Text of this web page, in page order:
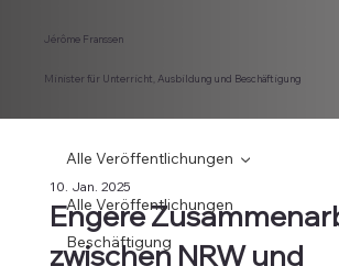
Minister für Unterricht, Ausbildung und Beschäftigung
Jérôme Franssen
Alle Veröffentlichungen
Beschäftigung
Alle Veröffentlichungen
Engere
zwischen NRW und
10. Jan. 2025